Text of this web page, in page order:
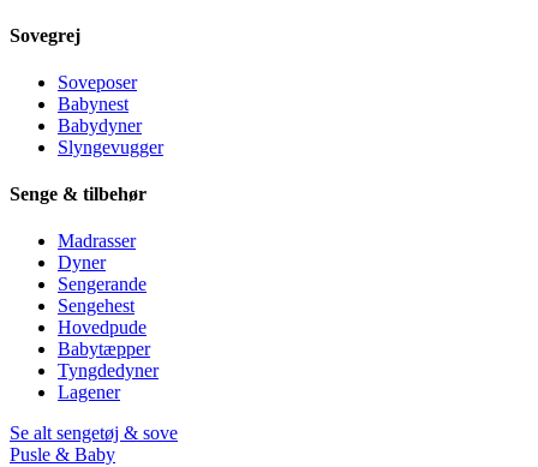
Sovegrej
Soveposer
Babynest
Babydyner
Slyngevugger
Senge & tilbehør
Madrasser
Dyner
Sengerande
Sengehest
Hovedpude
Babytæpper
Tyngdedyner
Lagener
Se alt sengetøj & sove
Pusle & Baby